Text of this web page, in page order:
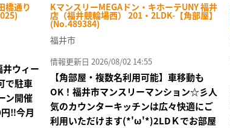
橋通り
井ウィー
で駐車
ン開催
‼今月
KマンスリーMEGAドン・キホーテUNY 福井
店（福井競輪場西） 201・2LDK-【角部屋】
(No.489384)
福井市
情報更新日 2026/08/02 14:55
【角部屋・複数名利用可能】車移動も
OK！福井市マンスリーマンション☆彡人
気のカウンターキッチンは広々快適にご
利用いただけます(*'ω'*)2LDＫでお部屋